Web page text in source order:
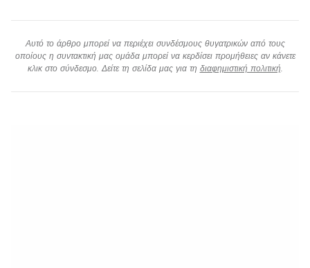
Αυτό το άρθρο μπορεί να περιέχει συνδέσμους θυγατρικών από τους
οποίους η συντακτική μας ομάδα μπορεί να κερδίσει προμήθειες αν κάνετε
κλικ στο σύνδεσμο. Δείτε τη σελίδα μας για τη διαφημιστική πολιτική.